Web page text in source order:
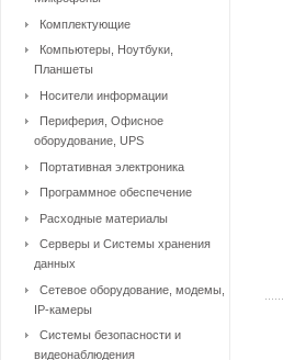
Комплектующие
Компьютеры, Ноутбуки,
Планшеты
Носители информации
Периферия, Офисное
оборудование, UPS
Портативная электроника
Программное обеспечение
Расходные материалы
Серверы и Системы хранения
данных
Сетевое оборудование, модемы,
IP-камеры
Системы безопасности и
видеонаблюдения